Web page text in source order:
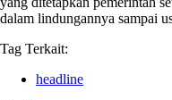
dalam lindungannya sampai
Tag Terkait:
headline